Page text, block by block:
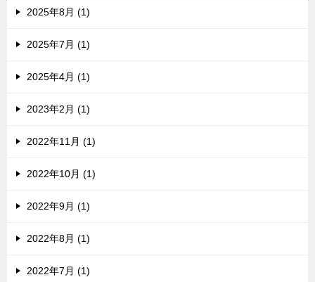
2025年8月 (1)
2025年7月 (1)
2025年4月 (1)
2023年2月 (1)
2022年11月 (1)
2022年10月 (1)
2022年9月 (1)
2022年8月 (1)
2022年7月 (1)